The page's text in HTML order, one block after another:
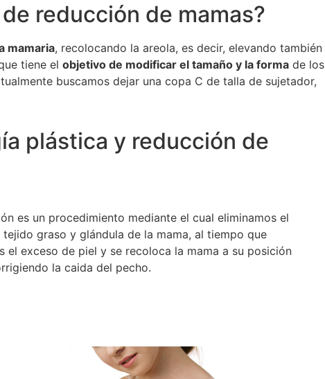
reducción de mamas?
mamaria, recolocando la areola, es decir, elevando también
tiene el objetivo de modificar el tamaño y la forma de los
buscamos dejar una copa C de talla de sujetador,
plástica y reducción de
es un procedimiento mediante el cual eliminamos el
tejido graso y glándula de la mama, al tiempo que
el exceso de piel y se recoloca la mama a su posición
la caida del pecho.